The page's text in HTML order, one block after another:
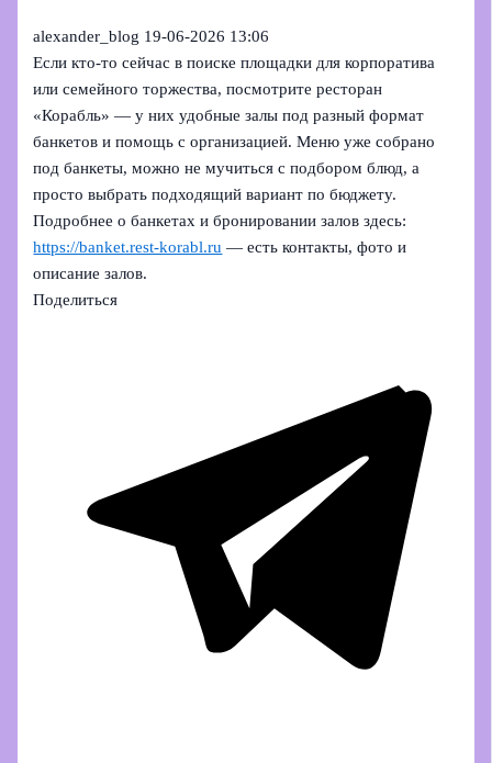
alexander_blog 19-06-2026 13:06
Если кто-то сейчас в поиске площадки для корпоратива
или семейного торжества, посмотрите ресторан
«Корабль» — у них удобные залы под разный формат
банкетов и помощь с организацией. Меню уже собрано
под банкеты, можно не мучиться с подбором блюд, а
просто выбрать подходящий вариант по бюджету.
Подробнее о банкетах и бронировании залов здесь:
https://banket.rest-korabl.ru — есть контакты, фото и
описание залов.
Поделиться